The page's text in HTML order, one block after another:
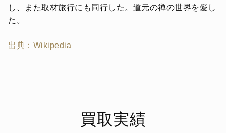
し、また取材旅行にも同行した。道元の禅の世界を愛し
た。
出典：Wikipedia
買取実績